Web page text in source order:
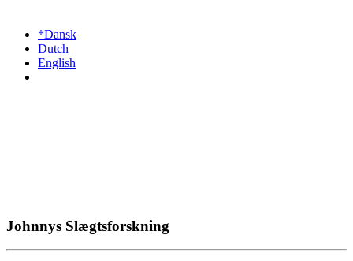
*Dansk
Dutch
English
Johnnys Slægtsforskning